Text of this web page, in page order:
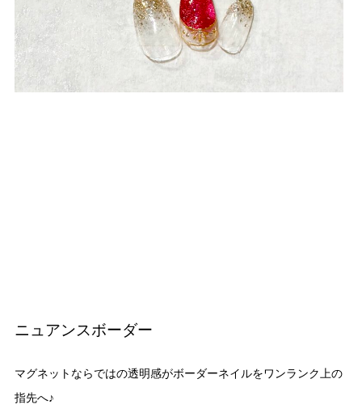
ニュアンスボーダー
マグネットならではの透明感がボーダーネイルをワンランク上の
指先へ♪